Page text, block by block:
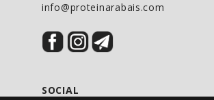
info@proteinarabais.com
SOCIAL